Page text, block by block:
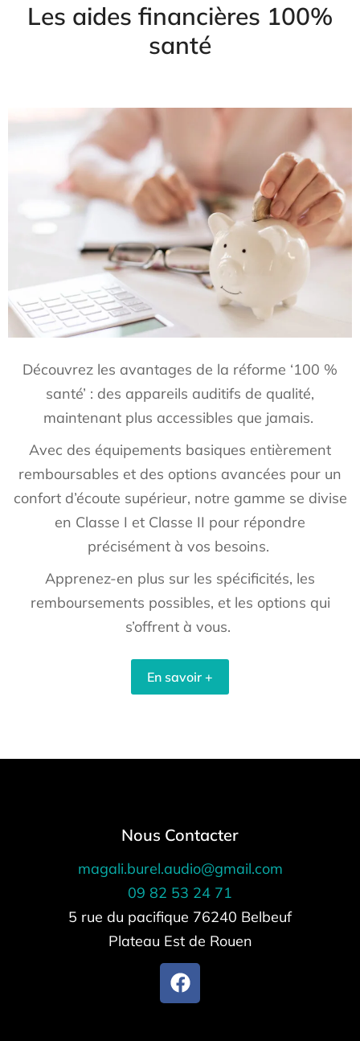
Les aides financières 100%
santé
Découvrez les avantages de la réforme ‘100 %
santé’ : des appareils auditifs de qualité,
maintenant plus accessibles que jamais.
Avec des équipements basiques entièrement
remboursables et des options avancées pour un
confort d’écoute supérieur, notre gamme se divise
en Classe I et Classe II pour répondre
précisément à vos besoins.
Apprenez-en plus sur les spécificités, les
remboursements possibles, et les options qui
s’offrent à vous.
En savoir +
Nous Contacter
magali.burel.audio@gmail.com
09 82 53 24 71
5 rue du pacifique 76240 Belbeuf
Plateau Est de Rouen